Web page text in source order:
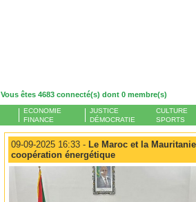
Vous êtes 4683 connecté(s) dont 0 membre(s)
ECONOMIE
FINANCE
JUSTICE
DÉMOCRATIE
CULTURE
SPORTS
09-09-2025 16:33 - Le Maroc et la
coopération énergétique